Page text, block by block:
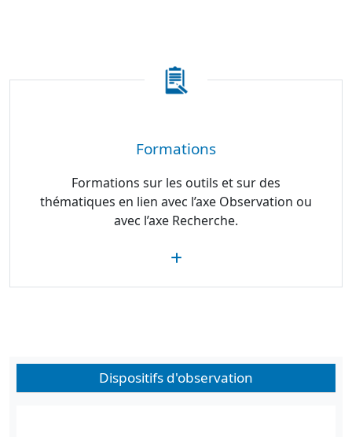
Formations
Formations sur les outils et sur des
thématiques en lien avec l’axe Observation ou
avec l’axe Recherche.
Dispositifs d'observation